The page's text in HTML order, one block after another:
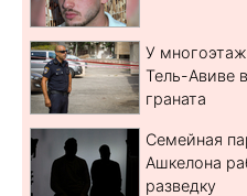
У
Тель-Авиве
граната
Семейная
Ашкелона
разведку